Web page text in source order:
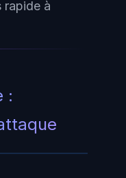
rapide à
: